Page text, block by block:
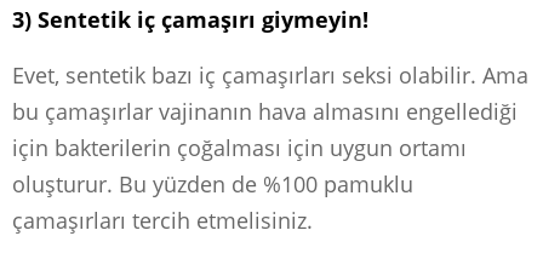
3) Sentetik iç çamaşırı giymeyin!
Evet, sentetik bazı iç çamaşırları seksi olabilir. Ama
bu çamaşırlar vajinanın hava almasını engellediği
için bakterilerin çoğalması için uygun ortamı
oluşturur. Bu yüzden de %100 pamuklu
çamaşırları tercih etmelisiniz.